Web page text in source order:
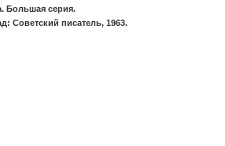
Большая серия.
Советский писатель, 1963.